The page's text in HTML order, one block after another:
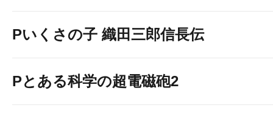
Pいくさの子 織田三郎信長伝
Pとある科学の超電磁砲2